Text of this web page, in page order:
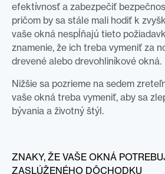
efektívnosť a zabezpečiť
pričom by sa stále mali hodiť k
vaše okná nespĺňajú tieto
znamenie, že ich treba vymeniť za
drevené alebo drevohliníkové okná.
Nižšie sa pozrieme na sedem
vaše okná treba vymeniť, aby sa
bývania a životný štýl.
ZNAKY, ŽE VAŠE OKNÁ
ZASLÚŽENÉHO DÔCHODKU